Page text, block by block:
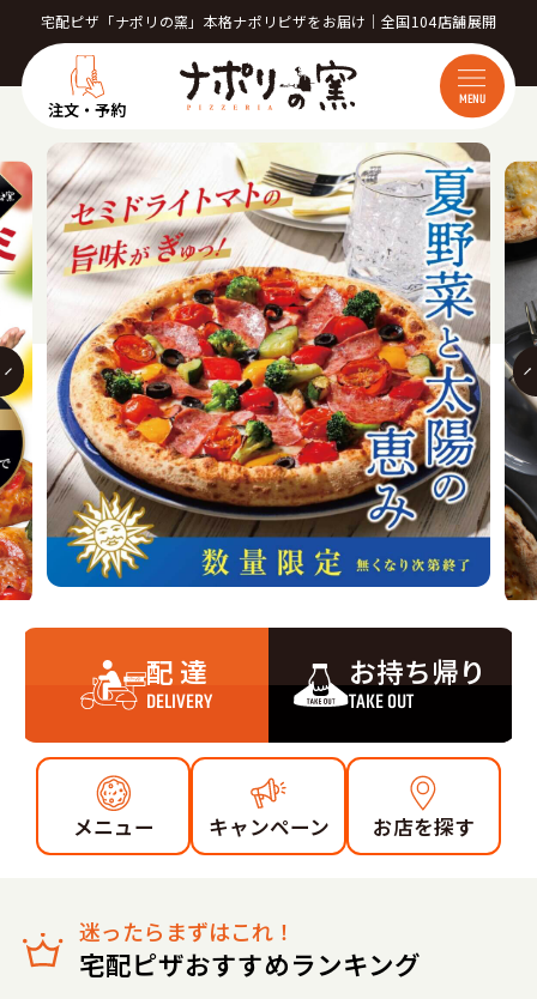
宅配ピザ「ナポリの窯」本格ナポリピザをお届け｜全国104店舗展開
注文・予約 MENU
配 達
DELIVERY
お持ち帰り
TAKE OUT
メニュー キャンペーン お店を探す
迷ったらまずはこれ！
宅配ピザおすすめランキング